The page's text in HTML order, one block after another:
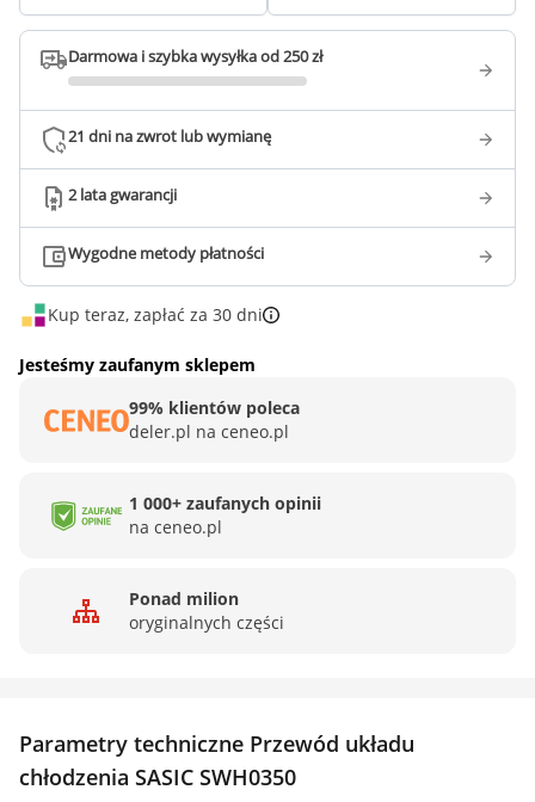
Darmowa i szybka wysyłka od 250 zł
21 dni na zwrot lub wymianę
2 lata gwarancji
Wygodne metody płatności
Kup teraz, zapłać za 30 dni
Jesteśmy zaufanym sklepem
99% klientów poleca
deler.pl na ceneo.pl
1 000+ zaufanych opinii
na ceneo.pl
Ponad milion
oryginalnych części
Parametry techniczne Przewód układu
chłodzenia SASIC SWH0350